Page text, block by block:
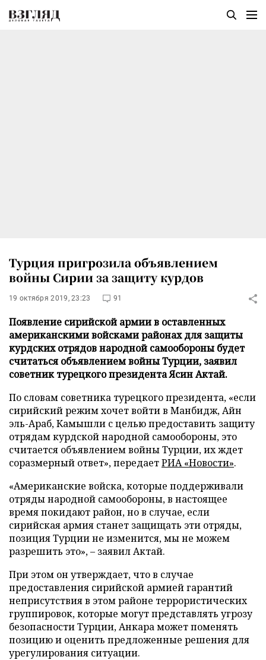
Турция пригрозила объявлением
войны Сирии за защиту курдов
19 октября 2019, 23:23 91
Появление сирийской армии в оставленных
американскими войсками районах для защиты
курдских отрядов народной самообороны будет
считаться объявлением войны Турции, заявил
советник турецкого президента Ясин Актай.
По словам советника турецкого президента, «если
сирийский режим хочет войти в Манбидж, Айн
эль-Араб, Камышли с целью предоставить защиту
отрядам курдской народной самообороны, это
считается объявлением войны Турции, их ждет
соразмерный ответ», передаетРИА «Новости».
«Американские войска, которые поддерживали
отряды народной самообороны, в настоящее
время покидают район, но в случае, если
сирийская армия станет защищать эти отряды,
позиция Турции не изменится, мы не можем
разрешить это», – заявил Актай.
При этом он утверждает, что в случае
предоставления сирийской армией гарантий
неприсутствия в этом районе террористических
группировок, которые могут представлять угрозу
безопасности Турции, Анкара может поменять
позицию и оценить предложенные решения для
урегулирования ситуации.